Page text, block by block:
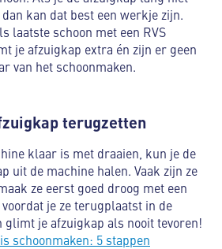
kan dat best een werkje zijn.
laatste schoon met een RVS
je afzuigkap extra én zijn er geen
van het schoonmaken.
terugzetten
klaar is met draaien, kun je de
uit de machine halen. Vaak zijn ze
ze eerst goed droog met een
je ze terugplaatst in de
glimt je afzuigkap als nooit tevoren!
schoonmaken: 5 stappen